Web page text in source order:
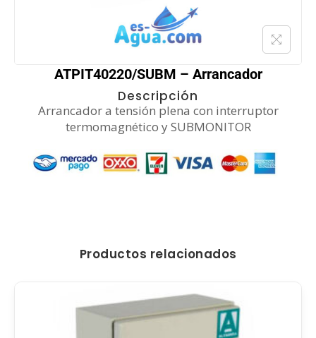
ATPIT40220/SUBM – Arrancador
Descripción
Arrancador a tensión plena con interruptor
termomagnético y SUBMONITOR
Productos relacionados